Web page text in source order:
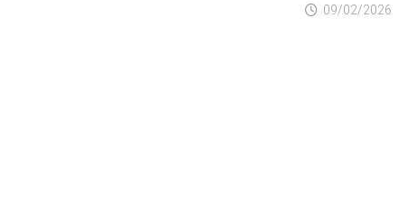
09/02/2026